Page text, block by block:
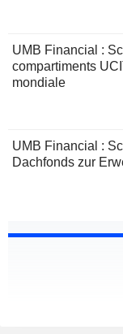
UMB Financial :
compartiments
mondiale
UMB Financial :
Dachfonds zur